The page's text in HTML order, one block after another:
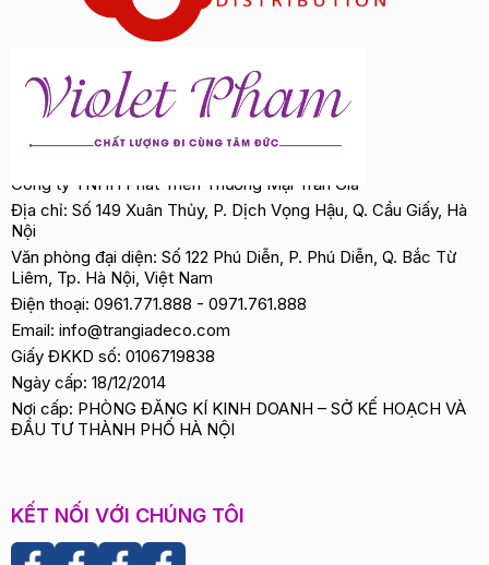
Công ty TNHH Phát Triển Thương Mại Trần Gia
Địa chỉ: Số 149 Xuân Thủy, P. Dịch Vọng Hậu, Q. Cầu Giấy, Hà
Nội
Văn phòng đại diện: Số 122 Phú Diễn, P. Phú Diễn, Q. Bắc Từ
Liêm, Tp. Hà Nội, Việt Nam
Điện thoại: 0961.771.888 - 0971.761.888
Email: info@trangiadeco.com
Giấy ĐKKD số: 0106719838
Ngày cấp: 18/12/2014
Nơi cấp: PHÒNG ĐĂNG KÍ KINH DOANH – SỞ KẾ HOẠCH VÀ
ĐẦU TƯ THÀNH PHỐ HÀ NỘI
KẾT NỐI VỚI CHÚNG TÔI